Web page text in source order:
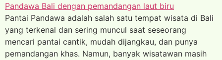
Pantai Pandawa adalah salah satu tempat wisata di Bali
yang terkenal dan sering muncul saat seseorang
mencari pantai cantik, mudah dijangkau, dan punya
pemandangan khas. Namun, banyak wisatawan masih